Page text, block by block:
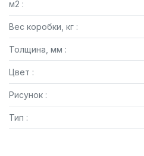
м2 :
Вес коробки, кг :
Толщина, мм :
Цвет :
Рисунок :
Тип :